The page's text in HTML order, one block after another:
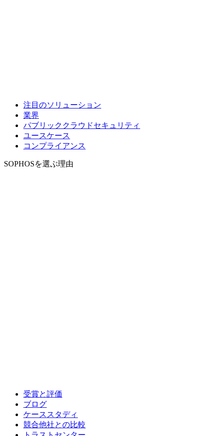
注目のソリューション
業界
パブリッククラウドセキュリティ
ユースケース
コンプライアンス
SOPHOSを選ぶ理由
受賞と評価
ブログ
ケーススタディ
競合他社との比較